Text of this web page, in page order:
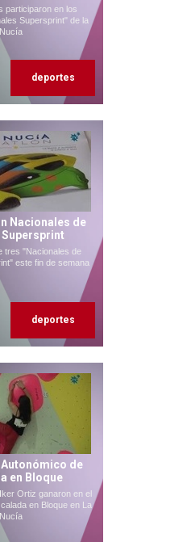
participaron en los
Supersprint" de la
Nucía
deportes
Nacionales de
Supersprint
tres "Nacionales de
este fin de semana
deportes
de
en Bloque
Ortiz ganaron en el
en Bloque en La
Nucía